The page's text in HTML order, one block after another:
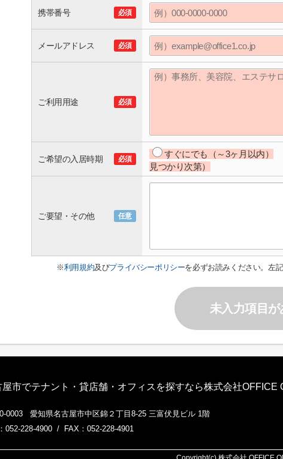
携帯番号 必須
メールアドレス 必須
ご利用用途 必須
ご希望の入居時期 必須 すぐにでも（～3ヶ月以内）
見つかり次第）
ご要望・その他 任意
※利用規約及びプライバシーポリシーを必ずお読みください。左
未入力項目
屋市でテナント・貸店舗・オフィスを探すなら株式会社OFFICE
0003 愛知県名古屋市中区錦２丁目8-25 三富伏見ビル 1階
052-228-4900 / FAX：052-228-4901